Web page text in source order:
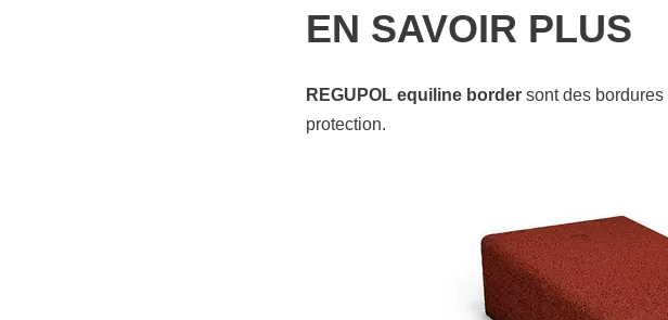
EN SAVOIR PLUS
REGUPOL equiline border sont des
protection.